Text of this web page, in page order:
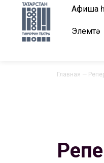
Афиша
Элемтә
Главная —